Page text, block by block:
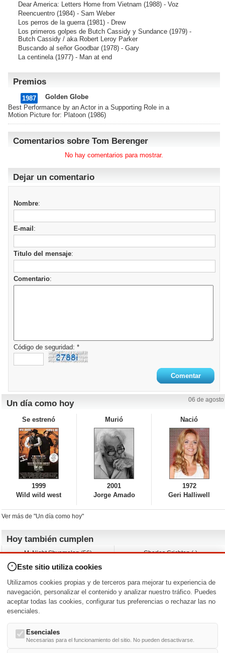
Dear America: Letters Home from Vietnam (1988) - Voz
Reencuentro (1984) - Sam Weber
Los perros de la guerra(1981) - Drew
Los primeros golpes de Butch Cassidy y Sundance (1979) -
Butch Cassidy / aka Robert Leroy Parker
Buscando al señor Goodbar (1978) - Gary
La centinela(1977) - Man at end
Premios
1987
Golden Globe
Best Performance by an Actor in a Supporting Role in a
Motion Picture for: Platoon (1986)
Comentarios sobre Tom Berenger
No hay comentarios para mostrar.
Dejar un comentario
Nombre:
E-mail :
Titulo del mensaje:
Comentario:
Código de seguridad: *
Un día como hoy 06 de agosto
Se estrenó
1999
Wild wild west
Murió
2001
Jorge Amado
Nació
1972
Geri Halliwell
Ver más de "Un día como hoy"
Hoy también cumplen
M. Night Shyamalan (56)
Andy Warhol (98)
Melissa George (50)
Vera Farmiga (53)
Charles Crichton (-)
Jeremy Ratchford (61)
Jason O’Mara (54)
Nacimientos y estrenos en la fecha
DD/MM /
Este sitio utiliza cookies
Utilizamos cookies propias y de terceros para mejorar tu experiencia de
navegación, personalizar el contenido y analizar nuestro tráfico. Puedes
aceptar todas las cookies, configurar tus preferencias o rechazar las no
esenciales.
Esenciales
Necesarias para el funcionamiento del sitio. No pueden desactivarse.